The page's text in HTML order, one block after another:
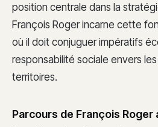
position centrale dans la
François Roger incarne cette
où il doit conjuguer impératifs
responsabilité sociale envers
territoires.
Parcours de François Roger